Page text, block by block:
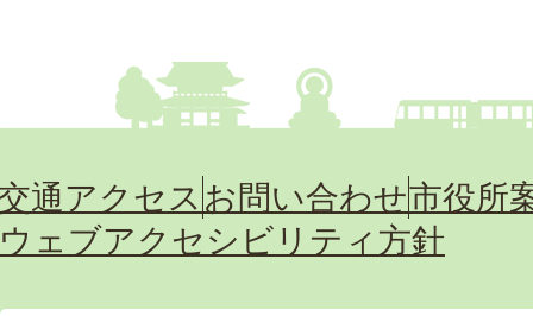
通アクセス お問い合わせ市役所
ウェブアクセシビリティ方針